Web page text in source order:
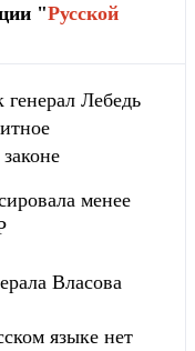
"Русской
генерал Лебедь
менее
Власова
языке нет